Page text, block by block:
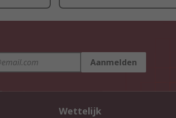
Aanmelden
Wettelijk